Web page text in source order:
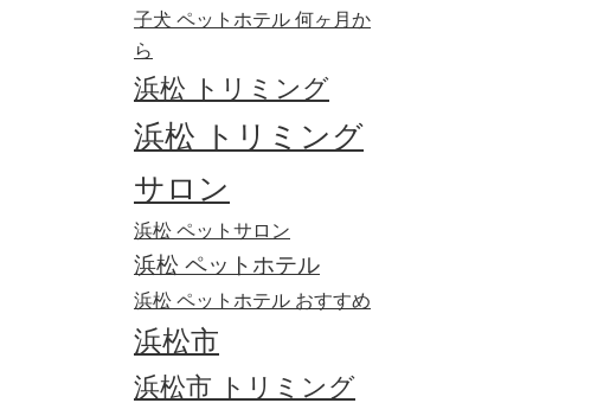
子犬 ペットホテル 何ヶ月か
ら
浜松 トリミング
浜松 トリミング
サロン
浜松 ペットサロン
浜松 ペットホテル
浜松 ペットホテル おすすめ
浜松市
浜松市 トリミング